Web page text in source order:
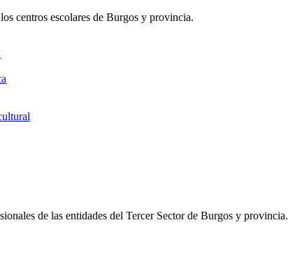
centros escolares de Burgos y provincia.
de las entidades del Tercer Sector de Burgos y provincia.